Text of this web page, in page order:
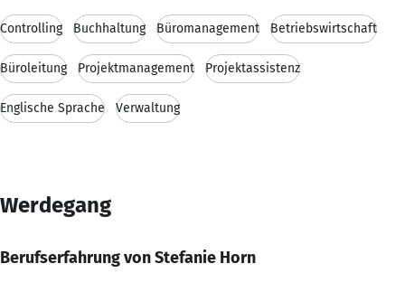
Controlling Buchhaltung Büromanagement Betriebswirtschaft
Büroleitung Projektmanagement Projektassistenz
Englische Sprache Verwaltung
Werdegang
Berufserfahrung von Stefanie Horn